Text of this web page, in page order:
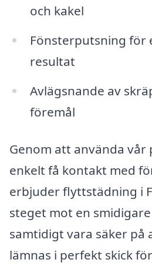
och kakel
Fönsterputsning för
resultat
Avlägsnande av
föremål
Genom att använda
enkelt få kontakt med
erbjuder flyttstädning i
steget mot en
samtidigt vara säker på
lämnas i perfekt skick